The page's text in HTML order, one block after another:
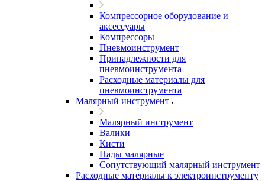
Компрессорное оборудование и
аксессуары
Компрессоры
Пневмоинструмент
Принадлежности для
пневмоинструмента
Расходные материалы для
пневмоинструмента
Малярный инструмент
Малярный инструмент
Валики
Кисти
Пады малярные
Сопутствующий малярный инструмент
Расходные материалы к электроинструменту